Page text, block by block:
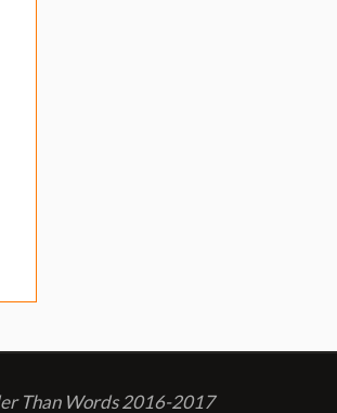
Than Words 2016-2017